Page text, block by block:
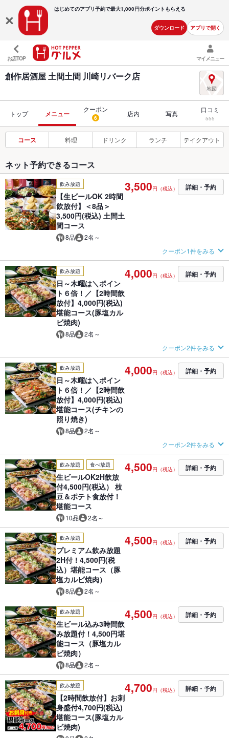
はじめてのアプリ予約で最大1,000円分ポイントもらえる
ダウンロード アプリで開く
お店TOP マイメニュー
創作居酒屋 土間土間 川崎リバーク店
トップ メニュー
クーポン
6 店内 写真 口コミ
555
コース 料理 ドリンク ランチ テイクアウト
ネット予約できるコース
飲み放題
【生ビールOK 2時間
飲放付】＜8品＞
3,500円(税込) 土間土
間コース
8品 2名～
3,500円（税込） 詳細・予約
クーポン1件をみる
飲み放題
日～木曜は＼ポイン
ト６倍！／【2時間飲
放付】4,000円(税込)
堪能コース(豚塩カル
ビ焼肉)
8品 2名～
4,000円（税込） 詳細・予約
クーポン2件をみる
飲み放題
日～木曜は＼ポイン
ト６倍！／【2時間飲
放付】4,000円(税込)
堪能コース(チキンの
照り焼き)
8品 2名～
4,000円（税込） 詳細・予約
クーポン2件をみる
飲み放題 食べ放題
生ビールOK2H飲放
付4,500円(税込） 枝
豆＆ポテト食放付！
堪能コース
10品 2名～
4,500円（税込） 詳細・予約
飲み放題
プレミアム飲み放題
2H付！4,500円(税
込）堪能コース（豚
塩カルビ焼肉）
8品 2名～
4,500円（税込） 詳細・予約
飲み放題
生ビール込み3時間飲
み放題付！4,500円堪
能コース（豚塩カル
ビ焼肉）
8品 2名～
4,500円（税込） 詳細・予約
飲み放題
【2時間飲放付】お刺
身盛付4,700円(税込)
堪能コース(豚塩カル
ビ焼肉)
4,700円（税込） 詳細・予約